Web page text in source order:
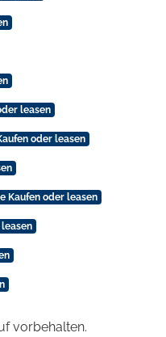
leasen
oder leasen
Kaufen oder leasen
vorbehalten.